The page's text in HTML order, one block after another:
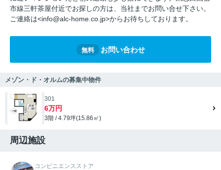
市線三軒茶屋付近でお探しの方は、当社までお問い合せ下さい。
ご連絡は<info@alc-home.co.jp>からお待ちしております。
無料 お問い合わせ
メゾン・ド・オルムの募集中物件
301
6万円
3階 / 4.79坪(15.86㎡)
周辺施設
コンビニエンスストア